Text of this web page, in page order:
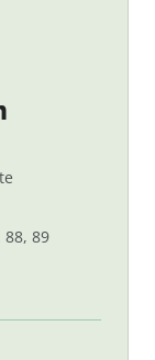
88, 89